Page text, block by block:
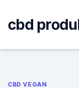
content
cbd
CBD VEGAN